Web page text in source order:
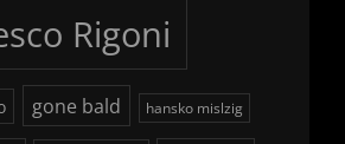
Rigoni
gone bald hansko mislzig